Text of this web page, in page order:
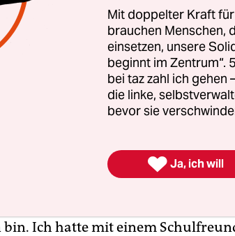
was. Woher wissen Sie das?
erstes Konzert überhaupt. Ich
Kreis um Sie und das Klavier
nicht wie geplant in der Schule
bin. Ich hatte mit einem
Mit doppelter Kraft
brauchen Menschen,
einsetzen, unsere
beginnt im Zentrum“.
bei taz zahl ich gehen
die linke,
bevor sie
 Ja, ich will